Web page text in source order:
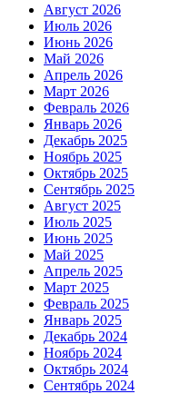
Август 2026
Июль 2026
Июнь 2026
Май 2026
Апрель 2026
Март 2026
Февраль 2026
Январь 2026
Декабрь 2025
Ноябрь 2025
Октябрь 2025
Сентябрь 2025
Август 2025
Июль 2025
Июнь 2025
Май 2025
Апрель 2025
Март 2025
Февраль 2025
Январь 2025
Декабрь 2024
Ноябрь 2024
Октябрь 2024
Сентябрь 2024